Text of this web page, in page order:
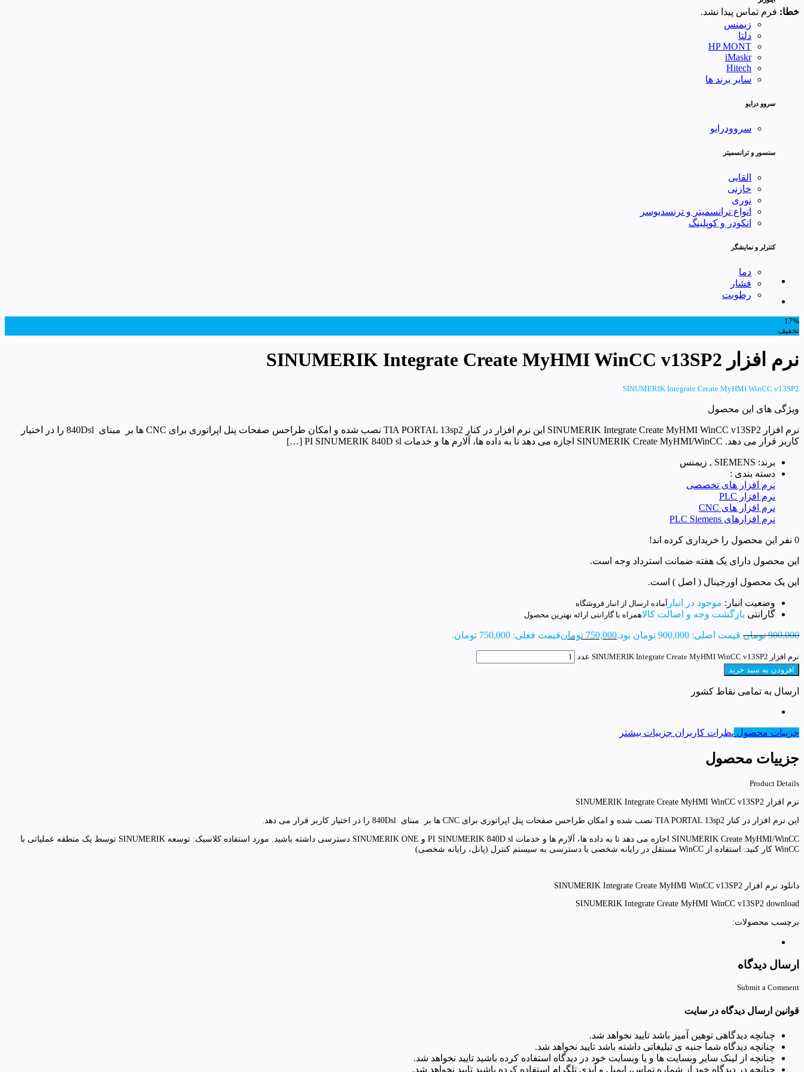
زیمنس
دلتا
HP MONT
iMaskr
Hitech
سایر برند ها
سروو درایو
سروودرایو
سنسور و ترانسمیتر
القایی
خازنی
نوری
انواع ترانسمیتر و ترنسدیوسر
انکودر و کوپلینگ
کنترلر و نمایشگر
دما
فشار
رطوبت
خطا: فرم تماس پیدا نشد.
17%
تخفیف
نرم افزار SINUMERIK Integrate Create MyHMI WinCC v13SP2
SINUMERIK Integrate Create MyHMI WinCC v13SP2
ویژگی های این محصول
نرم افزار SINUMERIK Integrate Create MyHMI WinCC v13SP2 این نرم افزار در کنار TIA PORTAL 13sp2 نصب شده و امکان طراحس صفحات پنل اپراتوری برای CNC ها بر مبنای 840Dsl را در اختیار
کاربر قرار می دهد. SINUMERIK Create MyHMI/WinCC اجازه می دهد تا به داده ها، آلارم ها و خدمات PI SINUMERIK 840D sl […]
برند: SIEMENS , زیمنس
دسته بندی :
نرم افزار های تخصصی
نرم افزار PLC
نرم افزار های CNC
نرم افزارهای PLC Siemens
0 نفر این محصول را خریداری کرده اند!
این محصول دارای یک هفته ضمانت استرداد وجه است.
این یک محصول اورجینال ( اصل ) است.
وضعیت انبار: موجود در انبار آماده ارسال از انبار فروشگاه
گارانتی بازگشت وجه و اصالت کالاهمراه با گارانتی ارائه بهترین محصول
900,000 تومان قیمت اصلی: 900,000 تومان بود. 750,000 تومانقیمت فعلی: 750,000 تومان.
نرم افزار SINUMERIK Integrate Create MyHMI WinCC v13SP2 عدد
افزودن به سبد خرید
ارسال به تمامی نقاط کشور
جزییات محصول نظرات کاربران جزییات بیشتر
جزییات محصول
Product Details
نرم افزار SINUMERIK Integrate Create MyHMI WinCC v13SP2
این نرم افزار در کنار TIA PORTAL 13sp2 نصب شده و امکان طراحس صفحات پنل اپراتوری برای CNC ها بر مبنای 840Dsl را در اختیار کاربر قرار می دهد.
SINUMERIK Create MyHMI/WinCC اجازه می دهد تا به داده ها، آلارم ها و خدمات PI SINUMERIK 840D sl و SINUMERIK ONE دسترسی داشته باشید. مورد استفاده کلاسیک: توسعه SINUMERIK توسط یک منطقه عملیاتی با
WinCC کار کنید. استفاده از WinCC مستقل در رایانه شخصی با دسترسی به سیستم کنترل (پانل، رایانه شخصی)
دانلود نرم افزار SINUMERIK Integrate Create MyHMI WinCC v13SP2
SINUMERIK Integrate Create MyHMI WinCC v13SP2 download
برچسب محصولات:
ارسال دیدگاه
Submit a Comment
قوانین ارسال دیدگاه در سایت
چنانچه دیدگاهی توهین آمیز باشد تایید نخواهد شد.
چنانچه دیدگاه شما جنبه ی تبلیغاتی داشته باشد تایید نخواهد شد.
چنانچه از لینک سایر وبسایت ها و یا وبسایت خود در دیدگاه استفاده کرده باشید تایید نخواهد شد.
چنانچه در دیدگاه خود از شماره تماس، ایمیل و آیدی تلگرام استفاده کرده باشید تایید نخواهد شد.